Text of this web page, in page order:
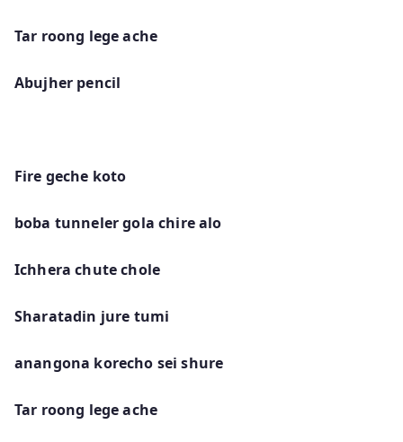
Tar roong lege ache
Abujher pencil
Fire geche koto
boba tunneler gola chire alo
Ichhera chute chole
Sharatadin jure tumi
anangona korecho sei shure
Tar roong lege ache